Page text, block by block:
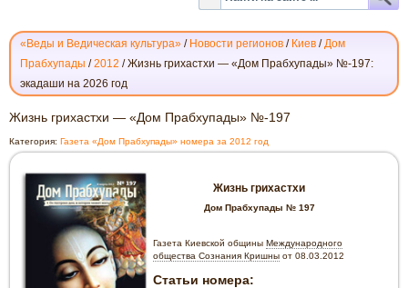
«Веды и Ведическая культура» / Новости регионов / Киев /Дом
Прабхупады /2012 /Жизнь грихастхи — «Дом Прабхупады» №-197:
экадаши на 2026 год
ЖИЗНЬ
ГРИХАСТХИ
—
«ДОМ
ПРАБХУПАДЫ»
№-197
Жизнь грихастхи — «Дом Прабхупады» №-197
Категория: Газета «Дом Прабхупады» номера за 2012 год
Жизнь грихастхи
Дом Прабхупады № 197
Газета Киевской общиныМеждународного
общества Сознания Кришны от 08.03.2012
Статьи номера: